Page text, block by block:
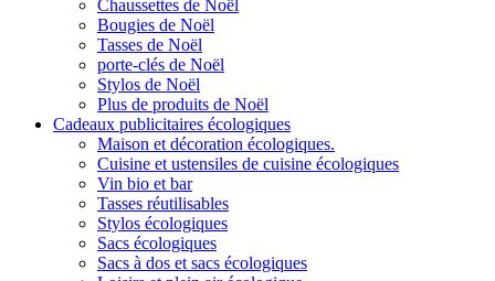
Chaussettes de Noël
Bougies de Noël
Tasses de Noël
porte-clés de Noël
Stylos de Noël
Plus de produits de Noël
Cadeaux publicitaires écologiques
Maison et décoration écologiques.
Cuisine et ustensiles de cuisine écologiques
Vin bio et bar
Tasses réutilisables
Stylos écologiques
Sacs écologiques
Sacs à dos et sacs écologiques